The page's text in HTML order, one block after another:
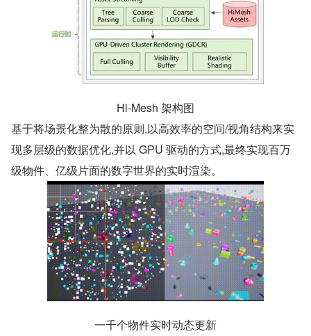
Hi-Mesh 架构图
基于将场景化整为散的原则,以高效率的空间/视角结构来实
现多层级的数据优化,并以 GPU 驱动的方式,最终实现百万
级物件、亿级片面的数字世界的实时渲染。
一千个物件实时动态更新